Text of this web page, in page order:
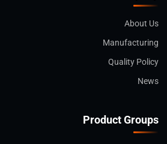
About Us
Manufacturing
Quality Policy
News
Product Groups